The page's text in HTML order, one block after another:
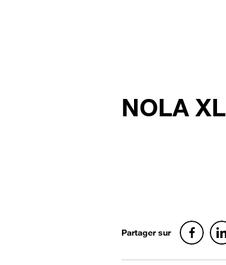
NOLA XL
Partager sur